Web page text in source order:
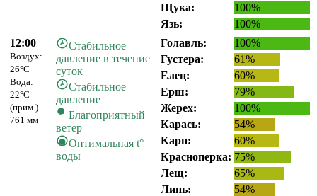
Щука:
100%
Язь:
100%
12:00
Воздух:
26°C
Вода:
22°C
(прим.)
761 мм
Стабильное
давление в течение
суток
Стабильное
давление
Благоприятный
ветер
Оптимальная t°
воды
Голавль:
100%
Густера:
61%
Елец:
60%
Ерш:
79%
Жерех:
100%
Карась:
54%
Карп:
60%
Красноперка: 75%
Лещ:
65%
Линь:
54%